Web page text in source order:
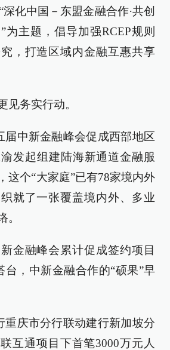
化中国－东盟金融合作·共创
为主题，倡导加强RCEP规则
，打造区域内金融互惠共享
见务实行动。
届中新金融峰会促成西部地区
发起组建陆海新通道金融服
这个“大家庭”已有78家境内外
就了一张覆盖境内外、多业
。
金融峰会累计促成签约项目
台，中新金融合作的“硕果”早
重庆市分行联动建行新加坡分
互通项目下首笔3000万元人